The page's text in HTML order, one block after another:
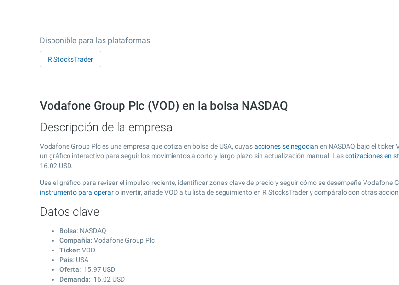
Disponible para las plataformas
R StocksTrader
Vodafone Group Plc (VOD) en la bolsa NASDAQ
Descripción de la empresa
Vodafone Group Plc es una empresa que cotiza en bolsa de USA, cuyasacciones se negocian en NASDAQ bajo el ticker
un gráfico interactivo para seguir los movimientos a corto y largo plazo sin actualización manual. Lascotizaciones en
16.02 USD.
Usa el gráfico para revisar el impulso reciente, identificar zonas clave de precio y seguir cómo se desempeña
instrumento para operaro invertir, añade VOD a tu lista de seguimiento en R StocksTrader y compáralo con otras
Datos clave
Bolsa: NASDAQ
Compañía: Vodafone Group Plc
Ticker: VOD
País: USA
Oferta: 15.97 USD
Demanda: 16.02 USD